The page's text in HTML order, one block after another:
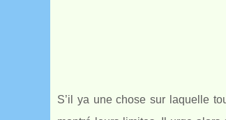
S’il ya une chose sur laquelle